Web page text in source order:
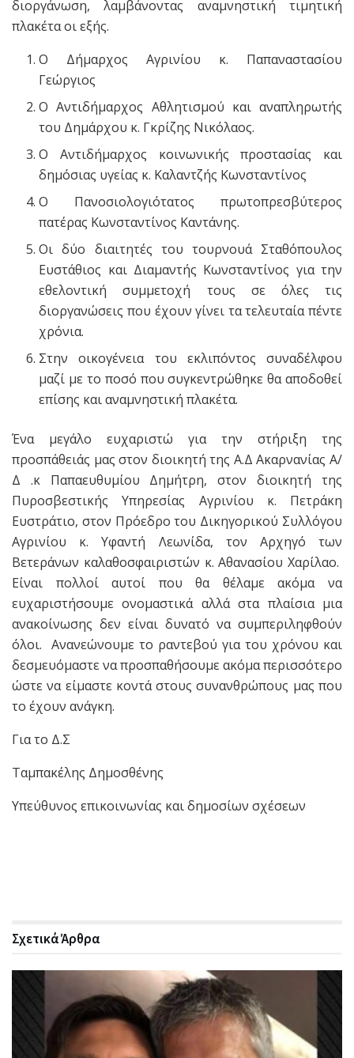
διοργάνωση, λαμβάνοντας αναμνηστική τιμητική
πλακέτα οι εξής.
Ο Δήμαρχος Αγρινίου κ. Παπαναστασίου
Γεώργιος
Ο Αντιδήμαρχος Αθλητισμού και αναπληρωτής
του Δημάρχου κ. Γκρίζης Νικόλαος.
Ο Αντιδήμαρχος κοινωνικής προστασίας και
δημόσιας υγείας κ. Καλαντζής Κωνσταντίνος
Ο Πανοσιολογιότατος πρωτοπρεσβύτερος
πατέρας Κωνσταντίνος Καντάνης.
Οι δύο διαιτητές του τουρνουά Σταθόπουλος
Ευστάθιος και Διαμαντής Κωνσταντίνος για την
εθελοντική συμμετοχή τους σε όλες τις
διοργανώσεις που έχουν γίνει τα τελευταία πέντε
χρόνια.
Στην οικογένεια του εκλιπόντος συναδέλφου
μαζί με το ποσό που συγκεντρώθηκε θα αποδοθεί
επίσης και αναμνηστική πλακέτα.
Ένα μεγάλο ευχαριστώ για την στήριξη της
προσπάθειάς μας στον διοικητή της Α.Δ Ακαρνανίας Α/
Δ .κ Παπαευθυμίου Δημήτρη, στον διοικητή της
Πυροσβεστικής Υπηρεσίας Αγρινίου κ. Πετράκη
Ευστράτιο, στον Πρόεδρο του Δικηγορικού Συλλόγου
Αγρινίου κ. Υφαντή Λεωνίδα, τον Αρχηγό των
Βετεράνων καλαθοσφαιριστών κ. Αθανασίου Χαρίλαο.
Είναι πολλοί αυτοί που θα θέλαμε ακόμα να
ευχαριστήσουμε ονομαστικά αλλά στα πλαίσια μια
ανακοίνωσης δεν είναι δυνατό να συμπεριληφθούν
όλοι. Ανανεώνουμε το ραντεβού για του χρόνου και
δεσμευόμαστε να προσπαθήσουμε ακόμα περισσότερο
ώστε να είμαστε κοντά στους συνανθρώπους μας που
το έχουν ανάγκη.
Για το Δ.Σ
Ταμπακέλης Δημοσθένης
Υπεύθυνος επικοινωνίας και δημοσίων σχέσεων
ΣχετικάΆρθρα